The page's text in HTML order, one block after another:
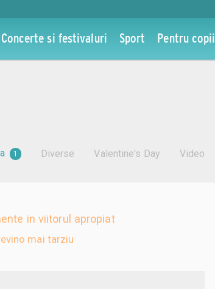
Concerte si festivaluri Sport Pentru copii
1 Diverse Valentine's Day Video
in viitorul apropiat
mai tarziu